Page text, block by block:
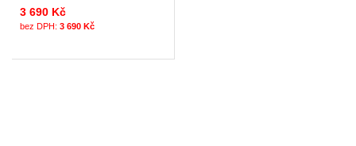
3 690 Kč
3 690 Kč